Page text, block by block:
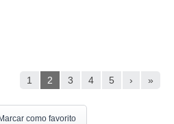
1 2 3 4 5 › »
Marcar como favorito